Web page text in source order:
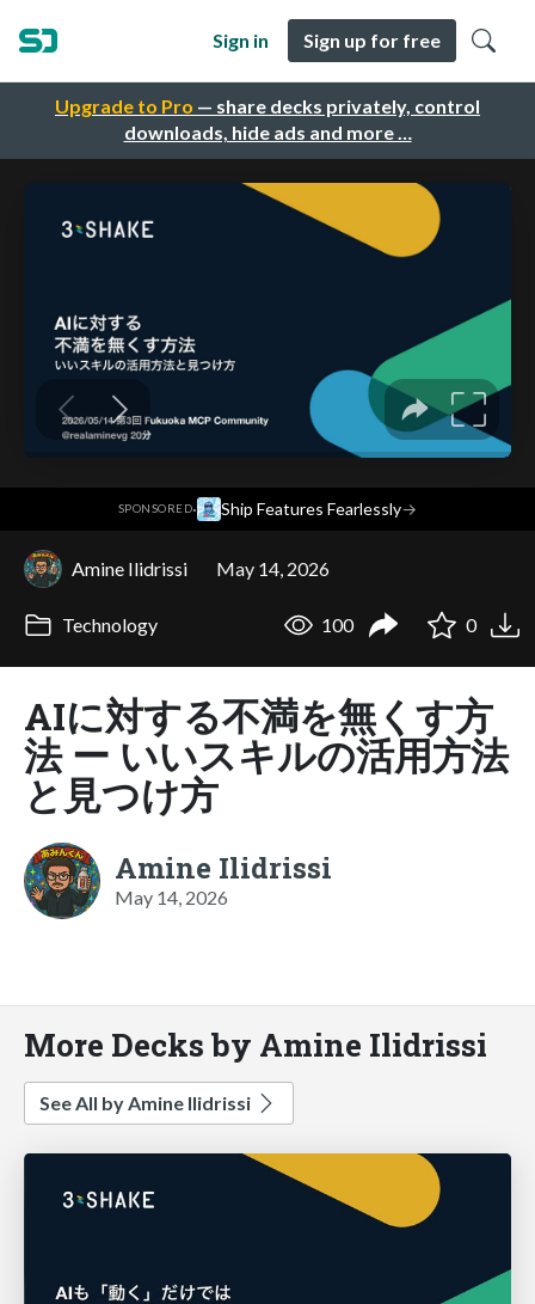
Upgrade to Pro — share decks privately, control
downloads, hide ads and more …
Sign in Sign up for free
SPONSORED· Ship Features Fearlessly→
Amine Ilidrissi May 14, 2026
Technology 100 0
AIに対する不満を無くす方
法 ー いいスキルの活用方法
と見つけ方
Amine Ilidrissi
May 14, 2026
More Decks by Amine Ilidrissi
See All by Amine Ilidrissi